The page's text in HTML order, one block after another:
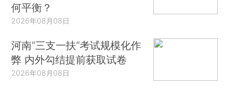
何平衡？
2026年08月08日
河南“三支一扶”考试规模化作
弊 内外勾结提前获取试卷
2026年08月08日